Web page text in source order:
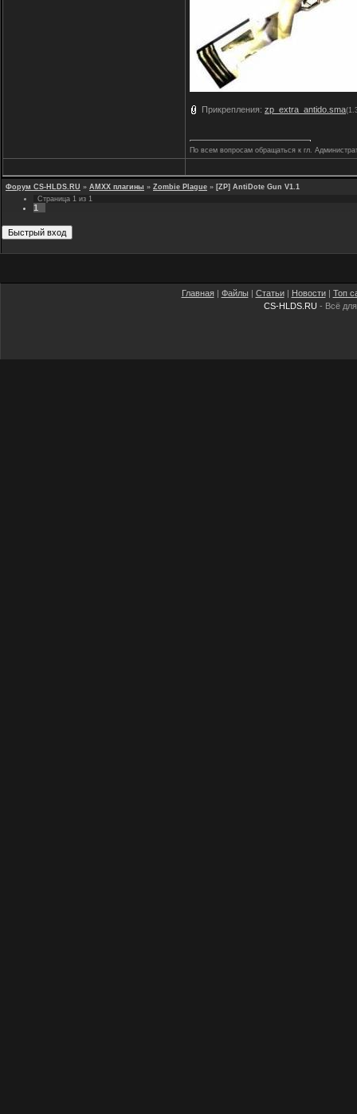
Прикрепления: zp_extra_antido.sma
По всем вопросам обращаться к гл.
Форум CS-HLDS.RU » AMXX плагины » Zombie Plague » [ZP] AntiDote Gun V1.1
Страница 1 из 1
1
Главная| Файлы | Статьи| Новости| Топ
CS-HLDS.RU - Всё